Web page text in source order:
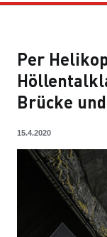
Per
Brücke
15.4.2020